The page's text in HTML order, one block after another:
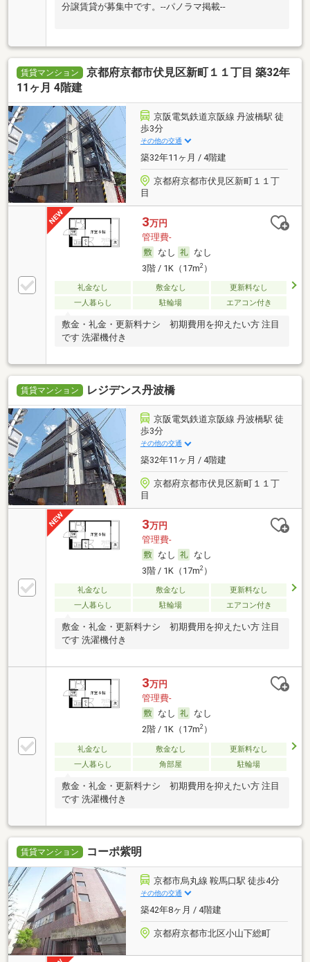
分譲賃貸が募集中です。--パノラマ掲載--
賃貸マンション
京都府京都市伏見区新町１１丁目 築32年
11ヶ月 4階建
京阪電気鉄道京阪線 丹波橋駅 徒
歩3分
その他の交通
築32年11ヶ月 / 4階建
京都府京都市伏見区新町１１丁
目
3万円
管理費-
なし
なし
3階 / 1K（17m2）
礼金なし 敷金なし
更新料なし
一人暮らし
駐輪場 エアコン付き
敷金・礼金・更新料ナシ 初期費用を抑えたい方 注目
です 洗濯機付き
賃貸マンション レジデンス丹波橋
京阪電気鉄道京阪線 丹波橋駅 徒
歩3分
その他の交通
築32年11ヶ月 / 4階建
京都府京都市伏見区新町１１丁
目
3万円
管理費-
なし
なし
3階 / 1K（17m2）
礼金なし 敷金なし
更新料なし
一人暮らし
駐輪場 エアコン付き
敷金・礼金・更新料ナシ 初期費用を抑えたい方 注目
です 洗濯機付き
3万円
管理費-
なし
なし
2階 / 1K（17m2）
礼金なし 敷金なし
更新料なし
一人暮らし
角部屋 駐輪場
敷金・礼金・更新料ナシ 初期費用を抑えたい方 注目
です 洗濯機付き
賃貸マンション コーポ紫明
京都市烏丸線 鞍馬口駅 徒歩4分
その他の交通
築42年8ヶ月 / 4階建
京都府京都市北区小山下総町